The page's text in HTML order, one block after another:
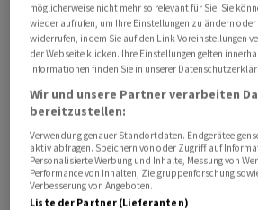
Bevorzugte Quelle
möglicherweise nicht mehr so relevant für Sie. Sie
wieder aufrufen, um Ihre Einstellungen zu ändern
widerrufen, indem Sie auf den Link Voreinstellungen
der Webseite klicken. Ihre Einstellungen gelten
Informationen finden Sie in unserer
Wir und unsere Partner verarbeiten
bereitzustellen:
Verwendung genauer Standortdaten.
aktiv abfragen. Speichern von oder Zugriff auf
Personalisierte Werbung und Inhalte, Messung von
Performance von Inhalten, Zielgruppenforschung
Verbesserung von Angeboten.
Liste der Partner (Lieferanten)